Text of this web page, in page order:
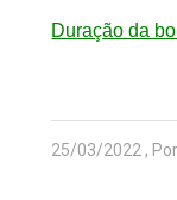
Duração da
25/03/2022 ,